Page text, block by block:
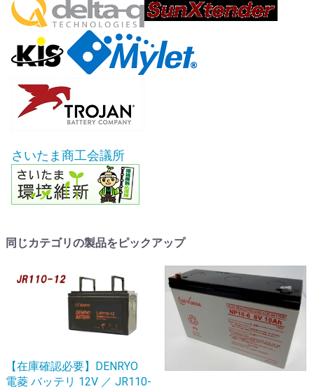
さいたま商工会議所
同じカテゴリの製品をピックアップ
【在庫確認必要】DENRYO
電菱 バッテリ 12V ／ JR110-